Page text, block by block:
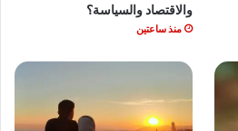
والاقتصاد والسياسة؟
منذ ساعتين